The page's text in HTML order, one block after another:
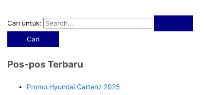
Cari untuk:
Pos-pos Terbaru
Promo Hyundai Cartenz 2025